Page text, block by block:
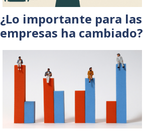
¿Lo importante para las
empresas ha cambiado?